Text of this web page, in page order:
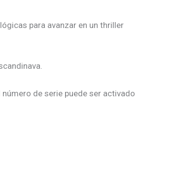
para avanzar en un thriller
de serie puede ser activado